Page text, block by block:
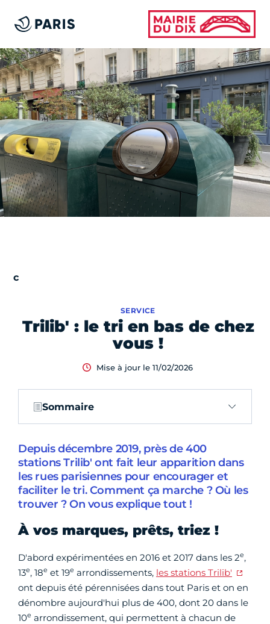
Trilib' : le tri en bas de chez
vous !
SERVICE
Mise à jour le 11/02/2026
Sommaire
Depuis décembre 2019, près de 400
stations Trilib' ont fait leur apparition dans
les rues parisiennes pour encourager et
faciliter le tri. Comment ça marche ? Où les
trouver ? On vous explique tout !
À vos marques, prêts, triez !
D'abord expérimentées en 2016 et 2017 dans les 2e,
13e, 18e et 19e arrondissements, les stations Trilib'
ont depuis été pérennisées dans tout Paris et on en
dénombre aujourd'hui plus de 400, dont 20 dans le
10e arrondissement, qui permettent à chacun de